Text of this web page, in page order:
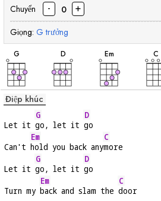
Chuyển - 0 +
Giọng: G trưởng
G
hợp
D
hợp
Em
hợp
C
Điệp khúc
Let it
G
go, let it
D
go
Can't
Em
hold you back any
C
more
Let it
G
go, let it
D
go
Turn my
Em
back and slam the
C
door